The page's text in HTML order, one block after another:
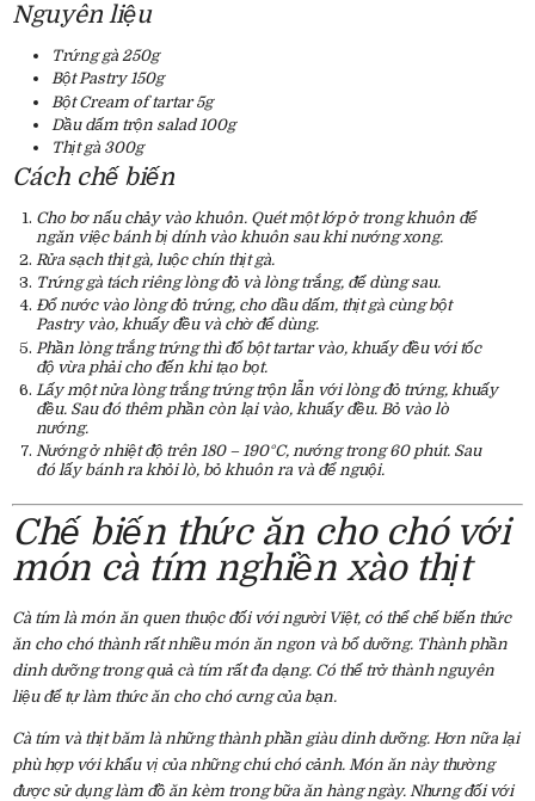
Nguyên liệu
Trứng gà 250g
Bột Pastry 150g
Bột Cream of tartar 5g
Dầu dấm trộn salad 100g
Thịt gà 300g
Cách chế biến
Cho bơ nấu chảy vào khuôn. Quét một lớp ở trong khuôn để
ngăn việc bánh bị dính vào khuôn sau khi nướng xong.
Rửa sạch thịt gà, luộc chín thịt gà.
Trứng gà tách riêng lòng đỏ và lòng trắng, để dùng sau.
Đổ nước vào lòng đỏ trứng, cho dầu dấm, thịt gà cùng bột
Pastry vào, khuấy đều và chờ để dùng.
Phần lòng trắng trứng thì đổ bột tartar vào, khuấy đều với tốc
độ vừa phải cho đến khi tạo bọt.
Lấy một nửa lòng trắng trứng trộn lẫn với lòng đỏ trứng, khuấy
đều. Sau đó thêm phần còn lại vào, khuấy đều. Bỏ vào lò
nướng.
Nướng ở nhiệt độ trên 180 – 190°C, nướng trong 60 phút. Sau
đó lấy bánh ra khỏi lò, bỏ khuôn ra và để nguội.
Chế biến thức ăn cho chó với
món cà tím nghiền xào thịt
Cà tím là món ăn quen thuộc đối với người Việt, có thể chế biến thức
ăn cho chó thành rất nhiều món ăn ngon và bổ dưỡng. Thành phần
dinh dưỡng trong quả cà tím rất đa dạng. Có thể trở thành nguyên
liệu để tự làm thức ăn cho chó cưng của bạn.
Cà tím và thịt băm là những thành phần giàu dinh dưỡng. Hơn nữa lại
phù hợp với khẩu vị của những chú chó cảnh. Món ăn này thường
được sử dụng làm đồ ăn kèm trong bữa ăn hàng ngày. Nhưng đối với